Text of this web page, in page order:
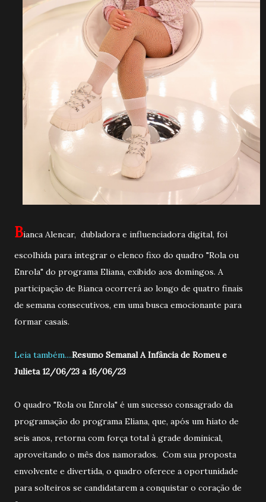
Bianca Alencar, dubladora e influenciadora digital, foi
escolhida para integrar o elenco fixo do quadro "Rola ou
Enrola" do programa Eliana, exibido aos domingos. A
participação de Bianca ocorrerá ao longo de quatro finais
de semana consecutivos, em uma busca emocionante para
formar casais.
Leia também....Resumo Semanal A Infância de Romeu e
Julieta 12/06/23 a 16/06/23
O quadro "Rola ou Enrola" é um sucesso consagrado da
programação do programa Eliana, que, após um hiato de
seis anos, retorna com força total à grade dominical,
aproveitando o mês dos namorados. Com sua proposta
envolvente e divertida, o quadro oferece a oportunidade
para solteiros se candidatarem a conquistar o coração de